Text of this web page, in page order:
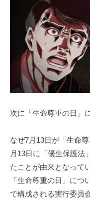
次に「生命尊重の日」
なぜ7月13日が「生命
月13日に「優生保護法
たことが由来となって
「生命尊重の日」に
で構成される実行委員